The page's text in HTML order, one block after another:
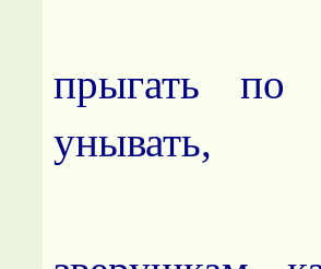
прыгать по
унывать,